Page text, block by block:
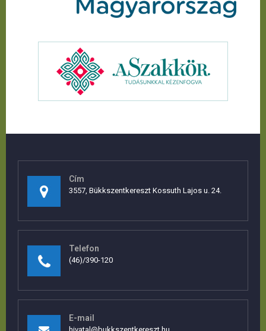
Cím
3557, Bükkszentkereszt Kossuth Lajos u. 24.
Telefon
(46)/390-120
E-mail